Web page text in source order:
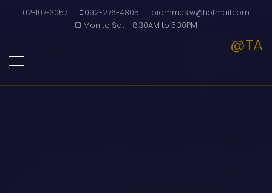
02-107-3057 092-276-4805
prommes.w@hotmail.com
Mon to Sat - 8.30AM to 5.30PM
@TA